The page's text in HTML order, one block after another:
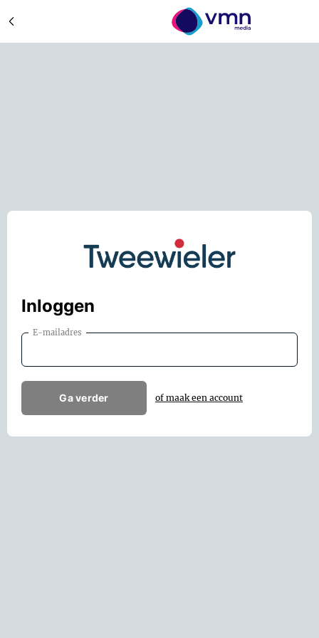
Inloggen
E-mailadres
Ga verder of maak een account